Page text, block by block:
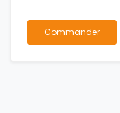
Commander